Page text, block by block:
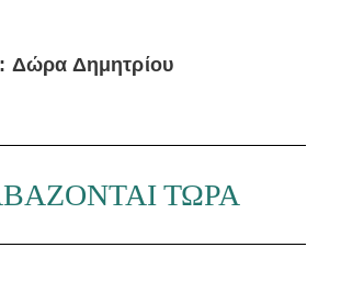
Δώρα Δημητρίου
ΤΩΡΑ